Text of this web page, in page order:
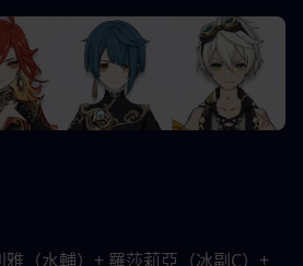
（水輔）+ 羅莎莉亞（冰副C）+